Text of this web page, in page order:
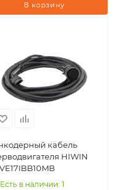
В корзину
кабель
HIWIN
Есть в наличии: 1